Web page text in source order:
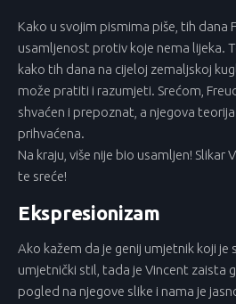
Kako u svojim pismima piše, tih dana
usamljenost protiv koje nema lijeka.
kako tih dana na cijeloj zemaljskoj
može pratiti i razumjeti. Srećom,
shvaćen i prepoznat, a njegova
prihvaćena.
Na kraju, više nije bio usamljen! Slikar
te sreće!
Ekspresionizam
Ako kažem da je genij umjetnik koji je
umjetnički stil, tada je Vincent zaista
pogled na njegove slike i nama je